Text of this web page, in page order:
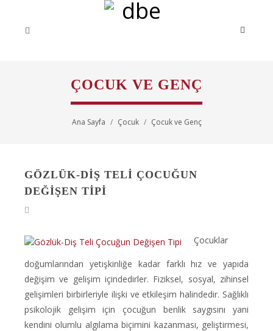
ÇOCUK VE GENÇ
Ana Sayfa Çocuk Çocuk ve Genç
GÖZLÜK-DIŞ TELI ÇOCUĞUN
DEĞIŞEN TIPI
Çocuklar
doğumlarından yetişkinliğe kadar farklı hız ve yapıda
değişim ve gelişim içindedirler. Fiziksel, sosyal, zihinsel
gelişimleri birbirleriyle ilişki ve etkileşim halindedir. Sağlıklı
psikolojik gelişim için çocuğun benlik saygısını yani
kendini olumlu algılama biçimini kazanması, geliştirmesi,